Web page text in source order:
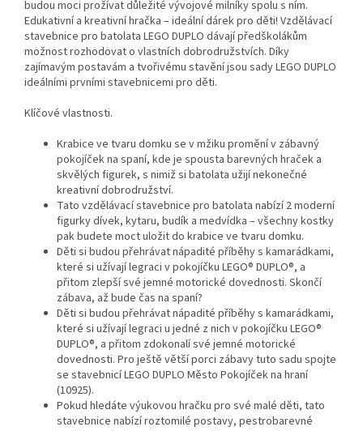
budou moci prožívat důležité vývojové milníky spolu s ním.
Edukativní a kreativní hračka – ideální dárek pro děti! Vzdělávací
stavebnice pro batolata LEGO DUPLO dávají předškolákům
možnost rozhodovat o vlastních dobrodružstvích. Díky
zajímavým postavám a tvořivému stavění jsou sady LEGO DUPLO
ideálními prvními stavebnicemi pro děti.
Klíčové vlastnosti.
Krabice ve tvaru domku se v mžiku promění v zábavný
pokojíček na spaní, kde je spousta barevných hraček a
skvělých figurek, s nimiž si batolata užijí nekonečné
kreativní dobrodružství.
Tato vzdělávací stavebnice pro batolata nabízí 2 moderní
figurky dívek, kytaru, budík a medvídka – všechny kostky
pak budete moct uložit do krabice ve tvaru domku.
Děti si budou přehrávat nápadité příběhy s kamarádkami,
které si užívají legraci v pokojíčku LEGO® DUPLO®, a
přitom zlepší své jemné motorické dovednosti. Skončí
zábava, až bude čas na spaní?
Děti si budou přehrávat nápadité příběhy s kamarádkami,
které si užívají legraci u jedné z nich v pokojíčku LEGO®
DUPLO®, a přitom zdokonalí své jemné motorické
dovednosti. Pro ještě větší porci zábavy tuto sadu spojte
se stavebnicí LEGO DUPLO Město Pokojíček na hraní
(10925).
Pokud hledáte výukovou hračku pro své malé děti, tato
stavebnice nabízí roztomilé postavy, pestrobarevné